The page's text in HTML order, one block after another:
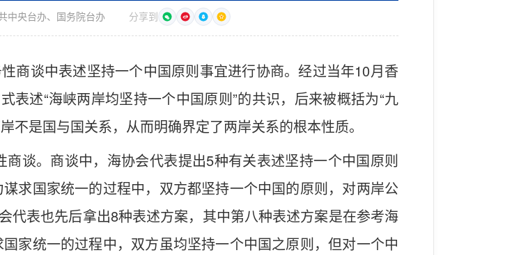
中央台办、国务院台办 分享到
商谈中表述坚持一个中国原则事宜进行协商。经过当年10月香
述“海峡两岸均坚持一个中国原则”的共识，后来被概括为“九
不是国与国关系，从而明确界定了两岸关系的根本性质。
谈。商谈中，海协会代表提出5种有关表述坚持一个中国原则
求国家统一的过程中，双方都坚持一个中国的原则，对两岸公
代表也先后拿出8种表述方案，其中第八种表述方案是在参考海
家统一的过程中，双方虽均坚持一个中国之原则，但对一个中